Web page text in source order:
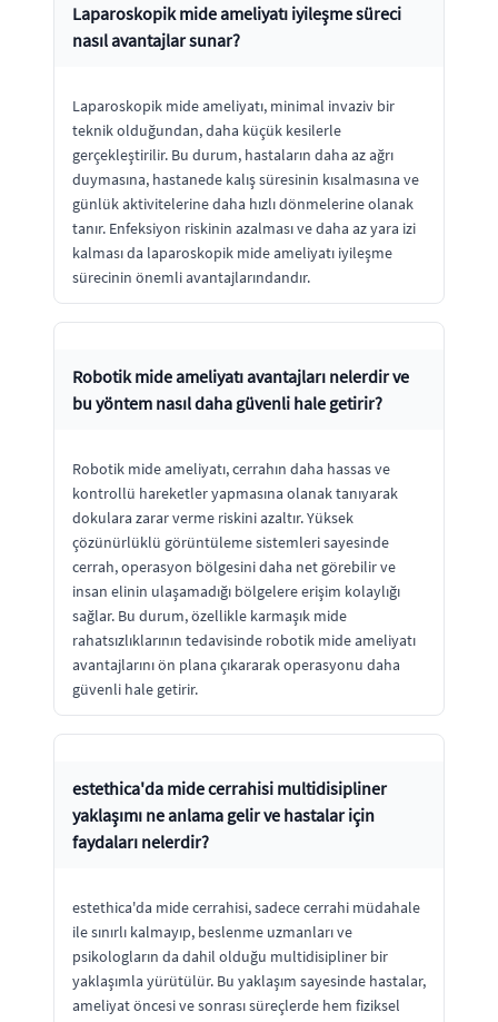
Laparoskopik mide ameliyatı iyileşme süreci
nasıl avantajlar sunar?
Laparoskopik mide ameliyatı, minimal invaziv bir
teknik olduğundan, daha küçük kesilerle
gerçekleştirilir. Bu durum, hastaların daha az ağrı
duymasına, hastanede kalış süresinin kısalmasına ve
günlük aktivitelerine daha hızlı dönmelerine olanak
tanır. Enfeksiyon riskinin azalması ve daha az yara izi
kalması da laparoskopik mide ameliyatı iyileşme
sürecinin önemli avantajlarındandır.
Robotik mide ameliyatı avantajları nelerdir ve
bu yöntem nasıl daha güvenli hale getirir?
Robotik mide ameliyatı, cerrahın daha hassas ve
kontrollü hareketler yapmasına olanak tanıyarak
dokulara zarar verme riskini azaltır. Yüksek
çözünürlüklü görüntüleme sistemleri sayesinde
cerrah, operasyon bölgesini daha net görebilir ve
insan elinin ulaşamadığı bölgelere erişim kolaylığı
sağlar. Bu durum, özellikle karmaşık mide
rahatsızlıklarının tedavisinde robotik mide ameliyatı
avantajlarını ön plana çıkararak operasyonu daha
güvenli hale getirir.
estethica'da mide cerrahisi multidisipliner
yaklaşımı ne anlama gelir ve hastalar için
faydaları nelerdir?
estethica'da mide cerrahisi, sadece cerrahi müdahale
ile sınırlı kalmayıp, beslenme uzmanları ve
psikologların da dahil olduğu multidisipliner bir
yaklaşımla yürütülür. Bu yaklaşım sayesinde hastalar,
ameliyat öncesi ve sonrası süreçlerde hem fiziksel